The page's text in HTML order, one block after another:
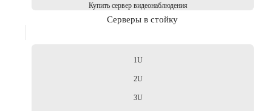
Купить сервер видеонаблюдения
Серверы в стойку
1U
2U
3U